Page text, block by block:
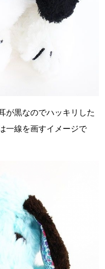
が黒なのでハッキリした
一線を画すイメージで